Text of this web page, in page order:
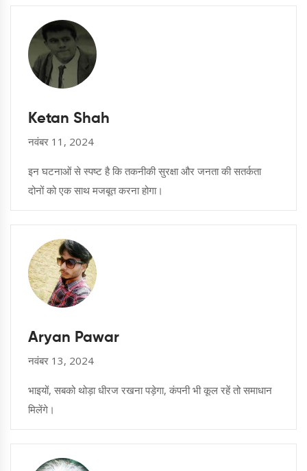
Ketan Shah
नवंबर 11, 2024
इन घटनाओं से स्पष्ट है कि तकनीकी सुरक्षा और जनता की सतर्कता
दोनों को एक साथ मजबूत करना होगा।
Aryan Pawar
नवंबर 13, 2024
भाइयों, सबको थोड़ा धीरज रखना पड़ेगा, कंपनी भी कूल रहें तो समाधान
मिलेंगे।